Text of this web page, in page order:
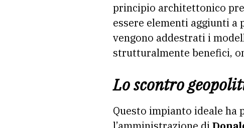
principio architettonico
essere elementi aggiunti a
vengono addestrati i
strutturalmente benefici,
Lo scontro
Questo impianto ideale